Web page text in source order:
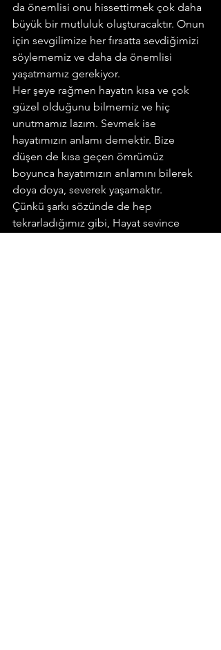
da önemlisi onu hissettirmek çok daha
büyük bir mutluluk oluşturacaktır. Onun
için sevgilimize her fırsatta sevdiğimizi
söylememiz ve daha da önemlisi
yaşatmamız gerekiyor.
Her şeye rağmen hayatın kısa ve çok
güzel olduğunu bilmemiz ve hiç
unutmamız lazım. Sevmek ise
hayatımızın anlamı demektir. Bize
düşen de kısa geçen ömrümüz
boyunca hayatımızın anlamını bilerek
doya doya, severek yaşamaktır.
Çünkü şarkı sözünde de hep
tekrarladığımız gibi, Hayat sevince